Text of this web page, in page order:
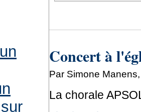
Concert à
Par Simone
La chorale